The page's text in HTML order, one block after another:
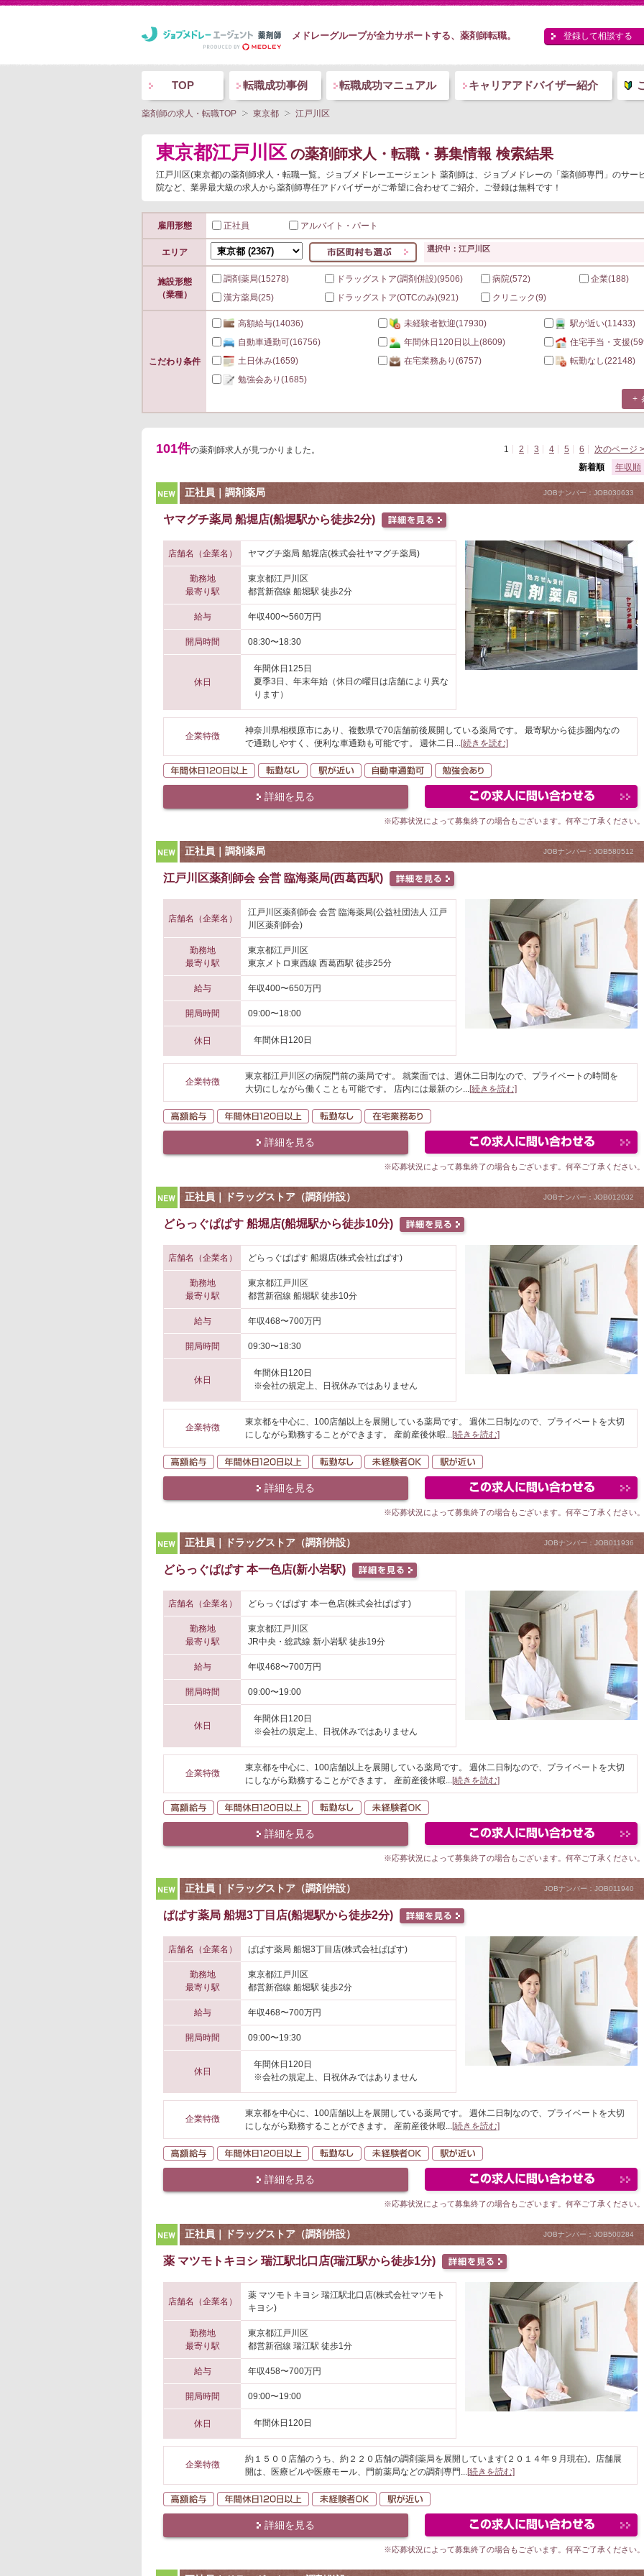
メドレーグループが全力サポートする、薬剤師転職。 登録して相談する
TOP 転職成功事例 転職成功マニュアル キャリアアドバイザー紹介
薬剤師の求人・転職TOP 東京都 江戸川区
東京都江戸川区 の薬剤師求人・転職・募集情報 検索結果
江戸川区(東京都)の薬剤師求人・転職一覧。ジョブメドレーエージェント 薬剤師は、ジョブメドレーの「薬剤師専門」のサー
院など、業界最大級の求人から薬剤師専任アドバイザーがご希望に合わせてご紹介。ご登録は無料です！
雇用形態 正社員 アルバイト・パート
エリア 選択中：江戸川区
施設形態
（業種）
調剤薬局(15278) ドラッグストア(調剤併設)(9506) 病院(572) 企業(188)
漢方薬局(25) ドラッグストア(OTCのみ)(921) クリニック(9)
こだわり条件
高額給与(14036) 未経験者歓迎(17930) 駅が近い(11433)
自動車通勤可(16756) 年間休日120日以上(8609) 住宅手当・支援
土日休み(1659) 在宅業務あり (6757) 転勤なし(22148)
勉強会あり (1685)
101件の薬剤師求人が見つかりました。 1 2 3 4 5 6
次のページ >
年収順
新着順
NEW
正社員｜調剤薬局 JOBナンバー：JOB030633
ヤマグチ薬局 船堀店(船堀駅から徒歩2分)
店舗名（企業名） ヤマグチ薬局 船堀店(株式会社ヤマグチ薬局)
勤務地
最寄り駅
東京都江戸川区
都営新宿線 船堀駅 徒歩2分
給与 年収400〜560万円
開局時間 08:30〜18:30
休日
年間休日125日
夏季3日、年末年始（休日の曜日は店舗により異な
ります）
企業特徴
神奈川県相模原市にあり、複数県で70店舗前後展開している薬局です。 最寄駅から徒歩圏内なの
で通勤しやすく、便利な車通勤も可能です。 週休二日 ...[続きを読む]
年間休日120日以上
転勤なし 駅が近い 自動車通勤可
詳細を見る
※応募状況によって募集終了の場合もございます。何卒ご了承ください。
NEW
正社員｜調剤薬局 JOBナンバー：JOB580512
江戸川区薬剤師会 会営 臨海薬局(西葛西駅)
店舗名（企業名）
江戸川区薬剤師会 会営 臨海薬局(公益社団法人 江戸
川区薬剤師会)
勤務地
最寄り駅
東京都江戸川区
東京メトロ東西線 西葛西駅 徒歩25分
給与 年収400〜650万円
開局時間 09:00〜18:00
休日 年間休日120日
企業特徴
東京都江戸川区の病院門前の薬局です。 就業面では、週休二日制なので、プライベートの時間を
大切にしながら働くことも可能です。 店内には最新のシ...[続きを読む]
高額給与 年間休日120日以上
転勤なし
詳細を見る
※応募状況によって募集終了の場合もございます。何卒ご了承ください。
NEW
正社員｜ドラッグストア（調剤併設） JOBナンバー：JOB012032
どらっぐぱぱす 船堀店(船堀駅から徒歩10分)
店舗名（企業名） どらっぐぱぱす 船堀店(株式会社ぱぱす)
勤務地
最寄り駅
東京都江戸川区
都営新宿線 船堀駅 徒歩10分
給与 年収468〜700万円
開局時間 09:30〜18:30
休日
年間休日120日
※会社の規定上、日祝休みではありません
企業特徴
東京都を中心に、100店舗以上を展開している薬局です。 週休二日制なので、プライベートを大切
にしながら勤務することができます。 産前産後休暇...[続きを読む]
高額給与 年間休日120日以上
転勤なし 未経験者OK
詳細を見る
※応募状況によって募集終了の場合もございます。何卒ご了承ください。
NEW
正社員｜ドラッグストア（調剤併設） JOBナンバー：JOB011936
どらっぐぱぱす 本一色店(新小岩駅)
店舗名（企業名） どらっぐぱぱす 本一色店(株式会社ぱぱす)
勤務地
最寄り駅
東京都江戸川区
JR中央・総武線 新小岩駅 徒歩19分
給与 年収468〜700万円
開局時間 09:00〜19:00
休日
年間休日120日
※会社の規定上、日祝休みではありません
企業特徴
東京都を中心に、100店舗以上を展開している薬局です。 週休二日制なので、プライベートを大切
にしながら勤務することができます。 産前産後休暇...[続きを読む]
高額給与 年間休日120日以上
転勤なし
詳細を見る
※応募状況によって募集終了の場合もございます。何卒ご了承ください。
NEW
正社員｜ドラッグストア（調剤併設） JOBナンバー：JOB011940
ぱぱす薬局 船堀3丁目店(船堀駅から徒歩2分)
店舗名（企業名） ぱぱす薬局 船堀3丁目店(株式会社ぱぱす)
勤務地
最寄り駅
東京都江戸川区
都営新宿線 船堀駅 徒歩2分
給与 年収468〜700万円
開局時間 09:00〜19:30
休日
年間休日120日
※会社の規定上、日祝休みではありません
企業特徴
東京都を中心に、100店舗以上を展開している薬局です。 週休二日制なので、プライベートを大切
にしながら勤務することができます。 産前産後休暇...[続きを読む]
高額給与 年間休日120日以上
転勤なし 未経験者OK
詳細を見る
※応募状況によって募集終了の場合もございます。何卒ご了承ください。
NEW
正社員｜ドラッグストア（調剤併設） JOBナンバー：JOB500284
薬 マツモトキヨシ 瑞江駅北口店(瑞江駅から徒歩1分)
店舗名（企業名）
薬 マツモトキヨシ 瑞江駅北口店(株式会社マツモト
キヨシ)
勤務地
最寄り駅
東京都江戸川区
都営新宿線 瑞江駅 徒歩1分
給与 年収458〜700万円
開局時間 09:00〜19:00
休日 年間休日120日
企業特徴
約１５００店舗のうち、約２２０店舗の調剤薬局を展開しています(２０１４年９月現在)。店舗展
開は、医療ビルや医療モール、門前薬局などの調剤専門 ...[続きを読む]
高額給与 年間休日120日以上 未経験者OK
詳細を見る
※応募状況によって募集終了の場合もございます。何卒ご了承ください。